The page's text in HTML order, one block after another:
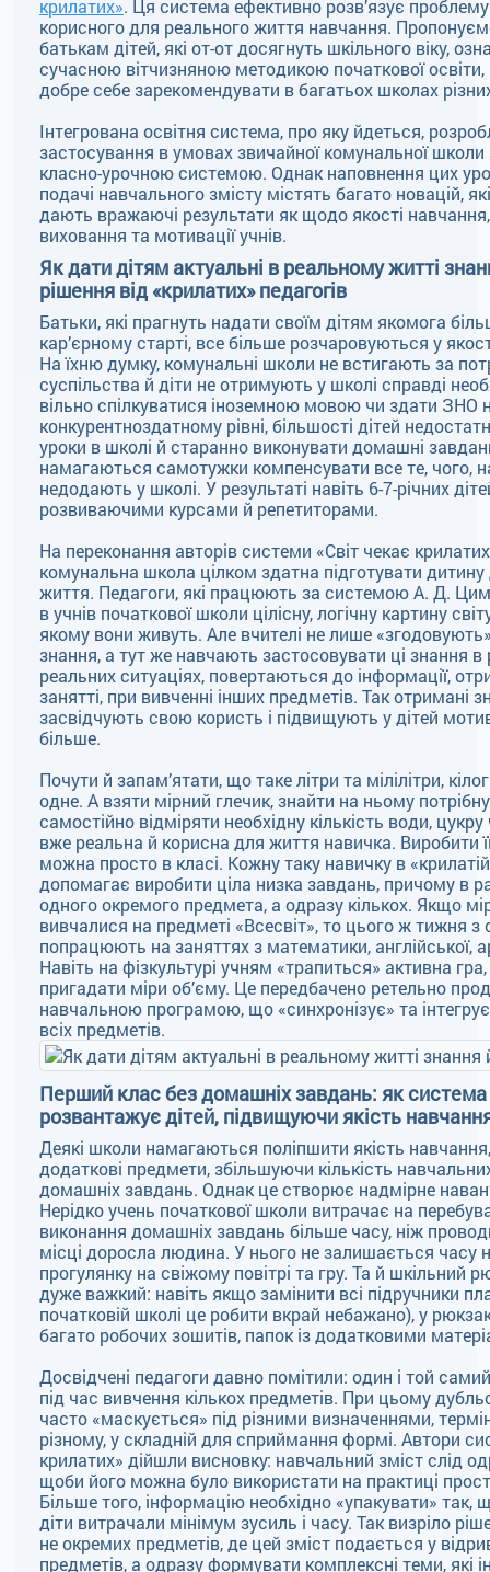
крилатих». Ця система ефективно розв’язує проблему
корисного для реального життя навчання.
батькам дітей, які от-от досягнуть шкільного віку,
сучасною вітчизняною методикою початкової
добре себе зарекомендувати в багатьох школах різних
Інтегрована освітня система, про яку йдеться,
застосування в умовах звичайної комунальної школи
класно-урочною системою. Однак наповнення цих
подачі навчального змісту містять багато новацій,
дають вражаючі результати як щодо якості
виховання та мотивації учнів.
Як дати дітям актуальні в реальному житті
рішення від «крилатих» педагогів
Батьки, які прагнуть надати своїм дітям якомога
кар’єрному старті, все більше розчаровуються у
На їхню думку, комунальні школи не встигають за
суспільства й діти не отримують у школі справді
вільно спілкуватися іноземною мовою чи здати ЗНО
конкурентноздатному рівні, більшості дітей
уроки в школі й старанно виконувати домашні
намагаються самотужки компенсувати все те, чого,
недодають у школі. У результаті навіть 6-7-річних
розвиваючими курсами й репетиторами.
На переконання авторів системи «Світ чекає
комунальна школа цілком здатна підготувати
життя. Педагоги, які працюють за системою А. Д.
в учнів початкової школи цілісну, логічну картину
якому вони живуть. Але вчителі не лише
знання, а тут же навчають застосовувати ці знання в
реальних ситуаціях, повертаються до інформації,
занятті, при вивченні інших предметів. Так отримані
засвідчують свою користь і підвищують у дітей
більше.
Почути й запам’ятати, що таке літри та мілілітри,
одне. А взяти мірний глечик, знайти на ньому
самостійно відміряти необхідну кількість води,
вже реальна й корисна для життя навичка. Виробити її
можна просто в класі. Кожну таку навичку в
допомагає виробити ціла низка завдань, причому в
одного окремого предмета, а одразу кількох. Якщо
вивчалися на предметі «Всесвіт», то цього ж тижня з
попрацюють на заняттях з математики, англійської,
Навіть на фізкультурі учням «трапиться» активна
пригадати міри об’єму. Це передбачено ретельно
навчальною програмою, що «синхронізує» та
всіх предметів.
Перший клас без домашніх завдань: як
розвантажує дітей, підвищуючи якість
Деякі школи намагаються поліпшити якість
додаткові предмети, збільшуючи кількість
домашніх завдань. Однак це створює надмірне
Нерідко учень початкової школи витрачає на
виконання домашніх завдань більше часу, ніж
місці доросла людина. У нього не залишається часу
прогулянку на свіжому повітрі та гру. Та й шкільний
дуже важкий: навіть якщо замінити всі підручники
початковій школі це робити вкрай небажано), у
багато робочих зошитів, папок із додатковими
Досвідчені педагоги давно помітили: один і той
під час вивчення кількох предметів. При цьому
часто «маскується» під різними визначеннями,
різному, у складній для сприймання формі. Автори
крилатих» дійшли висновку: навчальний зміст слід
щоби його можна було використати на практиці
Більше того, інформацію необхідно «упакувати» так,
діти витрачали мінімум зусиль і часу. Так визріло
не окремих предметів, де цей зміст подається у
предметів, а одразу формувати комплексні теми, які